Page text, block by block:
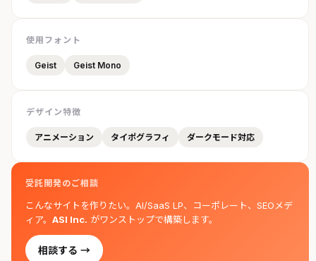
使用フォント
Geist Geist Mono
デザイン特徴
アニメーション タイポグラフィ ダークモード対応
受託開発のご相談
こんなサイトを作りたい。AI/SaaS LP、コーポレート、SEOメデ
ィア。 ASI Inc. がワンストップで構築します。
相談する →